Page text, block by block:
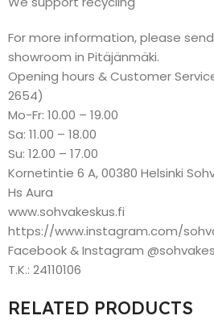
For more information, please
showroom in Pitäjänmäki.
Opening hours & Customer
2654)
Mo-Fr: 10.00 – 19.00
Sa: 11.00 – 18.00
Su: 12.00 – 17.00
Kornetintie 6 A, 00380 Helsinki
Hs Aura
www.sohvakeskus.fi
https://www.instagram.com/
Facebook & Instagram
T.K.: 24110106
RELATED PRODUCTS